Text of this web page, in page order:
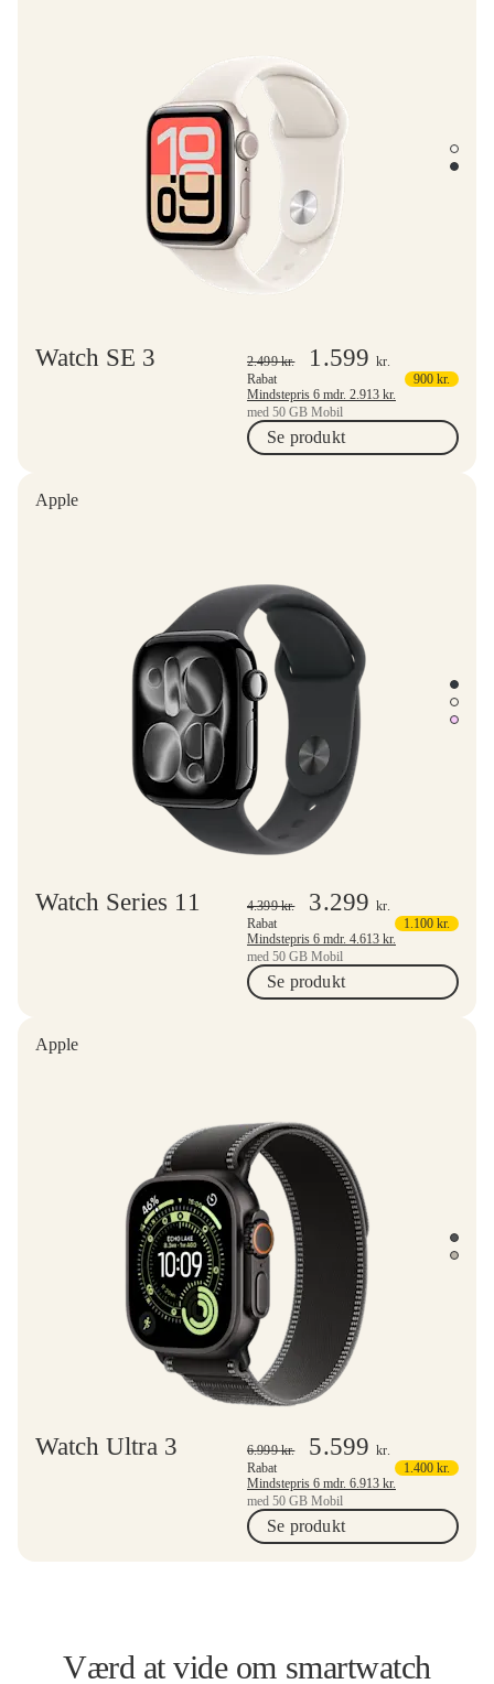
Watch SE 3 2.499kr. 1.599kr.
Rabat
900 kr.
Mindstepris 6 mdr. 2.913 kr.
med 50 GB Mobil
Se produkt
Apple
Watch Series 11 4.399kr. 3.299kr.
Rabat
1.100 kr.
Mindstepris 6 mdr. 4.613 kr.
med 50 GB Mobil
Se produkt
Apple
Watch Ultra 3 6.999kr. 5.599kr.
Rabat
1.400 kr.
Mindstepris 6 mdr. 6.913 kr.
med 50 GB Mobil
Se produkt
Værd at vide om smartwatch